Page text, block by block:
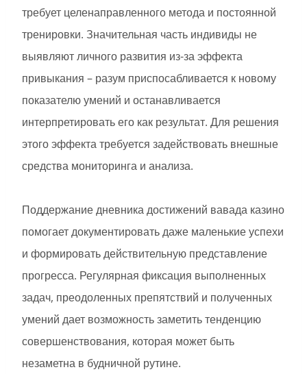
требует целенаправленного метода и постоянной
тренировки. Значительная часть индивиды не
выявляют личного развития из-за эффекта
привыкания – разум приспосабливается к новому
показателю умений и останавливается
интерпретировать его как результат. Для решения
этого эффекта требуется задействовать внешные
средства мониторинга и анализа.
Поддержание дневника достижений вавада казино
помогает документировать даже маленькие успехи
и формировать действительную представление
прогресса. Регулярная фиксация выполненных
задач, преодоленных препятствий и полученных
умений дает возможность заметить тенденцию
совершенствования, которая может быть
незаметна в будничной рутине.